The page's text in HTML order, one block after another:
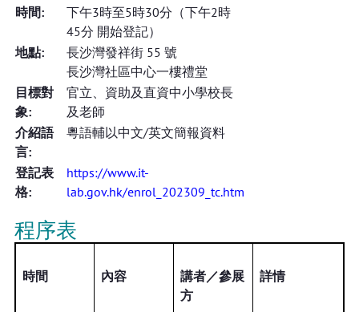
時間:
下午3時至5時30分（下午2時
45分 開始登記）
地點:
長沙灣發祥街 55 號
長沙灣社區中心一樓禮堂
目標對
象:
官立、資助及直資中小學校長
及老師
介紹語
言:
粵語輔以中文/英文簡報資料
登記表
格:
https://www.it-
lab.gov.hk/enrol_202309_tc.htm
程序表
時間 內容
講者／參展
方
詳情